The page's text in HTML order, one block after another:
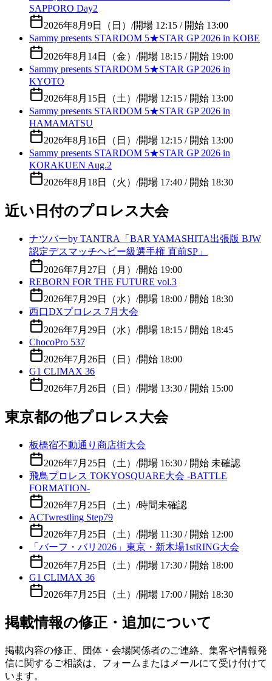
SAPPORO Day2
2026年8月9日（日） /開場 12:15 / 開始 13:00
Sammy presents STARDOM 5★STAR GP 2026 in KOBE
2026年8月14日（金） /開場 18:15 / 開始 19:00
Sammy presents STARDOM 5★STAR GP 2026 in
KYOTO
2026年8月15日（土） /開場 12:15 / 開始 13:00
Sammy presents STARDOM 5★STAR GP 2026 in
HAMAMATSU
2026年8月16日（日） /開場 12:15 / 開始 13:00
Sammy presents STARDOM 5★STAR GP 2026 in
KORAKUEN Aug.2
2026年8月18日（火） /開場 17:40 / 開始 18:30
近い日付のプロレス大会
ナツバーby TANTRA「BAR YAMASHITA出張版 BJW
認定デスマッチヘビー級選手権 直前SP」
2026年7月27日（月） /開始 19:00
REBORN FOR THE FUTURE vol.3
2026年7月29日（水） /開場 18:00 / 開始 18:30
西口DXプロレス 7月大会
2026年7月29日（水） /開場 18:15 / 開始 18:45
ChocoPro 537
2026年7月26日（日） /開始 18:00
G1 CLIMAX 36
2026年7月26日（日） /開場 13:30 / 開始 15:00
東京都の他プロレス大会
板橋宿不動通り商店街大会
2026年7月25日（土） /開場 16:30 / 開始 未確認
飛鳥プロレス TOKYOSQUARE大会 -BATTLE
FORMATION-
2026年7月25日（土） /時間未確認
ACTwrestling Step79
2026年7月25日（土） /開場 11:30 / 開始 12:00
「バーフ・バリ2026」東京・新木場1stRING大会
2026年7月25日（土） /開場 17:30 / 開始 18:00
G1 CLIMAX 36
2026年7月25日（土） /開場 17:00 / 開始 18:30
掲載情報の修正・追加について
掲載内容の修正、団体・会場関係者のご連絡、集客や情報発
信に関するご相談は、フォームまたはメールにて受け付けて
います。